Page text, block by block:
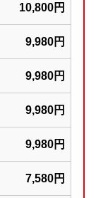
10,800円
9,980円
9,980円
9,980円
9,980円
7,580円